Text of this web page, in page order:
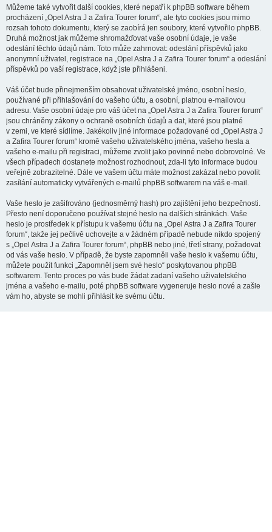
Můžeme také vytvořit další cookies, které nepatří k phpBB software během
procházení „Opel Astra J a Zafira Tourer forum“, ale tyto cookies jsou mimo
rozsah tohoto dokumentu, který se zaobírá jen soubory, které vytvořilo phpBB.
Druhá možnost jak můžeme shromažďovat vaše osobní údaje, je vaše
odeslání těchto údajů nám. Toto může zahrnovat: odeslání příspěvků jako
anonymní uživatel, registrace na „Opel Astra J a Zafira Tourer forum“ a odeslání
příspěvků po vaší registrace, když jste přihlášeni.
Váš účet bude přinejmenším obsahovat uživatelské jméno, osobní heslo,
používané při přihlašování do vašeho účtu, a osobní, platnou e-mailovou
adresu. Vaše osobní údaje pro váš účet na „Opel Astra J a Zafira Tourer forum“
jsou chráněny zákony o ochraně osobních údajů a dat, které jsou platné
v zemi, ve které sídlíme. Jakékoliv jiné informace požadované od „Opel Astra J
a Zafira Tourer forum“ kromě vašeho uživatelského jména, vašeho hesla a
vašeho e-mailu při registraci, můžeme zvolit jako povinné nebo dobrovolné. Ve
všech případech dostanete možnost rozhodnout, zda-li tyto informace budou
veřejně zobrazitelné. Dále ve vašem účtu máte možnost zakázat nebo povolit
zasílání automaticky vytvářených e-mailů phpBB softwarem na váš e-mail.
Vaše heslo je zašifrováno (jednosměrný hash) pro zajištění jeho bezpečnosti.
Přesto není doporučeno používat stejné heslo na dalších stránkách. Vaše
heslo je prostředek k přístupu k vašemu účtu na „Opel Astra J a Zafira Tourer
forum“, takže jej pečlivě uchovejte a v žádném případě nebude nikdo spojený
s „Opel Astra J a Zafira Tourer forum“, phpBB nebo jiné, třetí strany, požadovat
od vás vaše heslo. V případě, že byste zapomněli vaše heslo k vašemu účtu,
můžete použít funkci „Zapomněl jsem své heslo“ poskytovanou phpBB
softwarem. Tento proces po vás bude žádat zadaní vašeho uživatelského
jména a vašeho e-mailu, poté phpBB software vygeneruje heslo nové a zašle
vám ho, abyste se mohli přihlásit ke svému účtu.